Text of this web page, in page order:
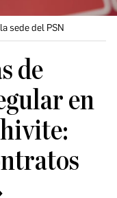
sede del PSN
de
en